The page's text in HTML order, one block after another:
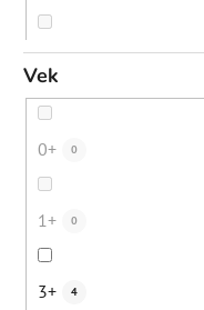
Suché vlasy
Bezpečné opálenie
Digitálne znečistenie
Ochrana pred
Vek
0+ 0
1+ 0
3+ 4